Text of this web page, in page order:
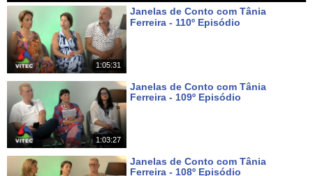
1:05:31
Janelas de Conto com Tânia
Ferreira - 110º Episódio
1:03:27
Janelas de Conto com Tânia
Ferreira - 109º Episódio
Janelas de Conto com Tânia
Ferreira - 108º Episódio